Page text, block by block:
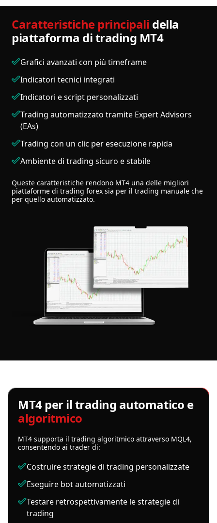
Caratteristiche principali della
piattaforma di trading MT4
Grafici avanzati con più timeframe
Indicatori tecnici integrati
Indicatori e script personalizzati
Trading automatizzato tramite Expert Advisors
(EAs)
Trading con un clic per esecuzione rapida
Ambiente di trading sicuro e stabile
Queste caratteristiche rendono MT4 una delle migliori
piattaforme di trading forex sia per il trading manuale che
per quello automatizzato.
MT4 per il trading automatico e
algoritmico
MT4 supporta il trading algoritmico attraverso MQL4,
consentendo ai trader di:
Costruire strategie di trading personalizzate
Eseguire bot automatizzati
Testare retrospettivamente le strategie di
trading